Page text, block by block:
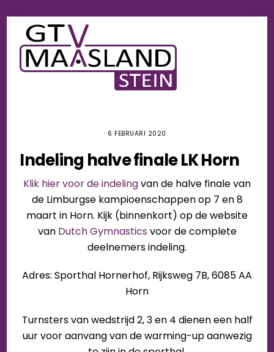
content
6 FEBRUARI 2020
Indeling halve finale LK Horn
Klik hier voor de indelingvan de halve finale van
de Limburgse kampioenschappen op 7 en 8
maart in Horn. Kijk (binnenkort) op de website
van Dutch Gymnastics voor de complete
deelnemersindeling.
Adres: Sporthal Hornerhof, Rijksweg 7B, 6085 AA
Horn
Turnsters van wedstrijd 2, 3 en 4 dienen een half
uur voor aanvang van de warming-up aanwezig